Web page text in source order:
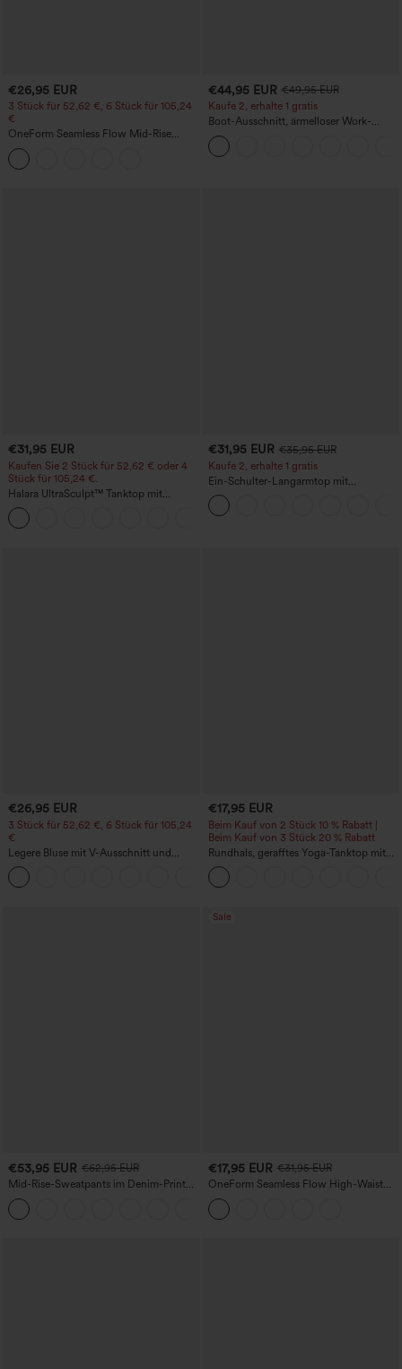
€26,95 EUR
3 Stück für 52,62 €, 6 Stück für 105,24
€
OneForm Seamless Flow Mid-Rise
Yoga-Leggings - mittelhoher Bund,
bauchformend und mit Po-Lifting-
Effekt
€44,95 EUR €49,95 EUR
Kaufe 2, erhalte 1 gratis
Boot-Ausschnitt, ärmelloser Work-
Jumpsuit mit seitlicher Bindung,
kühlender Cool-Touch-Effekt, gestreift
und mit Taschen – Easy Peezy Edition
€31,95 EUR
Kaufen Sie 2 Stück für 52,62 € oder 4
Stück für 105,24 €.
Halara UltraSculpt™ Tanktop mit
Rundhalsausschnitt und
geschwungenem Saum
€31,95 EUR €35,95 EUR
Kaufe 2, erhalte 1 gratis
Ein-Schulter-Langarmtop mit
Daumenloch, geschwungener Saum
(High-Low), schnell trocknend – Yoga-
Sporttop mit integriertem BH
€26,95 EUR
3 Stück für 52,62 €, 6 Stück für 105,24
€
Legere Bluse mit V-Ausschnitt und
kurzen Puffärmeln
€17,95 EUR
Beim Kauf von 2 Stück 10 % Rabatt |
Beim Kauf von 3 Stück 20 % Rabatt
Rundhals, gerafftes Yoga-Tanktop mit
Cool-Touch-Effekt – UPF50+
€53,95 EUR €62,95 EUR
Mid-Rise-Sweatpants im Denim-Print
aus French Terry, lässig, mit Taschen
Sale
€17,95 EUR €31,95 EUR
OneForm Seamless Flow High-Waist
Yogaleggings – nahtlos, mit hoher
Taille, bauchformend und mit
Hebeeffekt für den Po